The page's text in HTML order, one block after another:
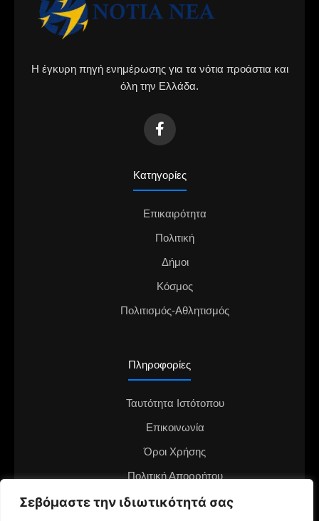
Σεβόμαστε την ιδιωτικότητά σας
Η έγκυρη πηγή ενημέρωσης για τα νότια προάστια και
όλη την Ελλάδα.
Κατηγορίες
Επικαιρότητα
Πολιτική
Δήμοι
Κόσμος
Πολιτισμός-Αθλητισμός
Πληροφορίες
Ταυτότητα Ιστότοπου
Επικοινωνία
Όροι Χρήσης
Πολιτική Απορρήτου
Διαφημιστείτε στο notianea.gr